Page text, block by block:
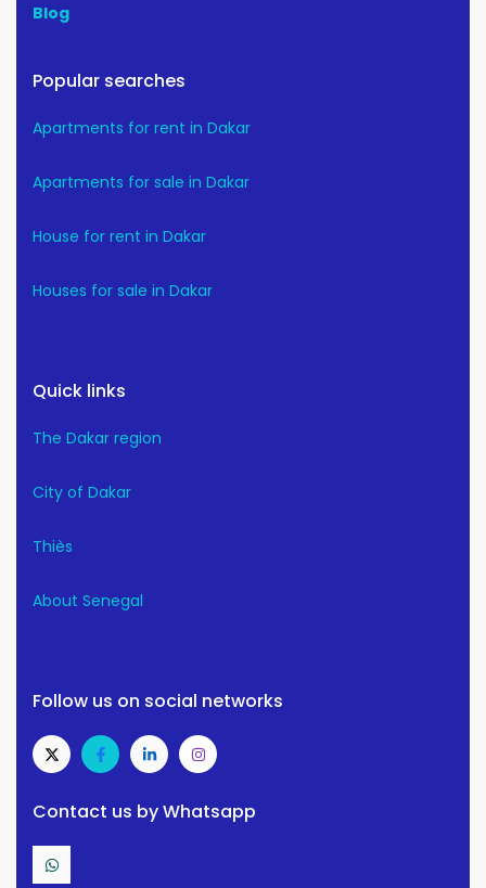
Blog
Popular searches
Apartments for rent in Dakar
Apartments for sale in Dakar
House for rent in Dakar
Houses for sale in Dakar
Quick links
The Dakar region
City of Dakar
Thiès
About Senegal
Follow us on social networks
Contact us by Whatsapp